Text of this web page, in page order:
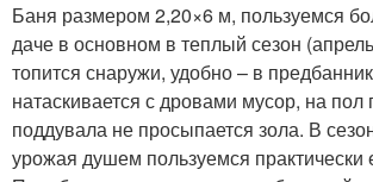
Баня размером 2,20×6 м, пользуемся
даче в основном в теплый сезон
топится снаружи, удобно – в
натаскивается с дровами мусор, на пол
поддувала не просыпается зола. В
урожая душем пользуемся практически